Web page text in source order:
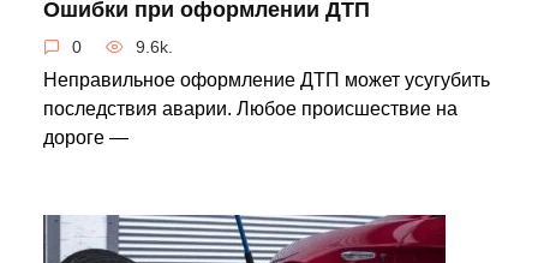
Ошибки при оформлении ДТП
0 9.6k.
Неправильное оформление ДТП может усугубить
последствия аварии. Любое происшествие на
дороге —